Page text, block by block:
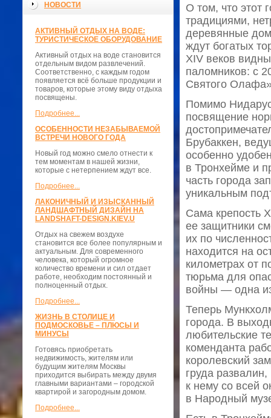
НОВОСТИ
АКТИВНЫЙ ОТДЫХ НА ВОДЕ:
ТУРИСТИЧЕСКОЕ ОБОРУДОВАНИЕ
Активный отдых на воде становится
отдельным видом развлечений.
Соответственно, с каждым годом
появляется всё больше продукции и
товаров, которые этому виду отдыха
посвящены.
Подробнее...
ОСОБЕННОСТИ НЕЗАБЫВАЕМОЙ
ВСТРЕЧИ НОВОГО ГОДА
Новый год можно смело отнести к
тем моментам в нашей жизни,
которые с нетерпением ждут все.
Подробнее...
ЛАКОНИЧНЫЙ И ИЗЫСКАННЫЙ
ЛАНДШАФТНЫЙ ДИЗАЙН НА
LANDSHAFT-DESIGN.KIEV.U
Отдых на свежем воздухе
становится все более популярным и
актуальным. Для современного
человека, который огромное
количество времени и сил отдает
работе, необходим постоянный и
полноценный отдых.
Подробнее...
ЖИЗНЬ В СТОЛИЦЕ И
ПОДМОСКОВЬЕ – ПЛЮСЫ И
МИНУСЫ
Готовясь приобретать
недвижимость, жителям или
будущим жителям Москвы
приходится выбирать между двумя
главными вариантами – городской
квартирой и загородным домом.
Подробнее...
О том, что этот
традициями,
деревянные
ждут богатых
XIV веков
паломников: с
Святого
Помимо
посвящение
Брубаккен,
особенно
в Тронхейме и
часть города
уникальным
Сама крепость
ее защитники
их по
находится на
километрах от
тюрьма для
войны — одна
Теперь
города. В
любительские
коменданта
королевский
груда
к нему со всей
в Народный